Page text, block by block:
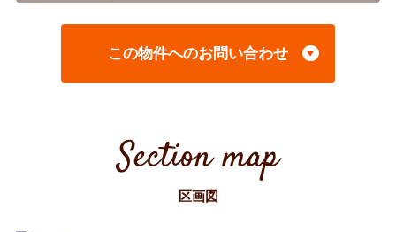
この物件へのお問い合わせ
Section map
区画図